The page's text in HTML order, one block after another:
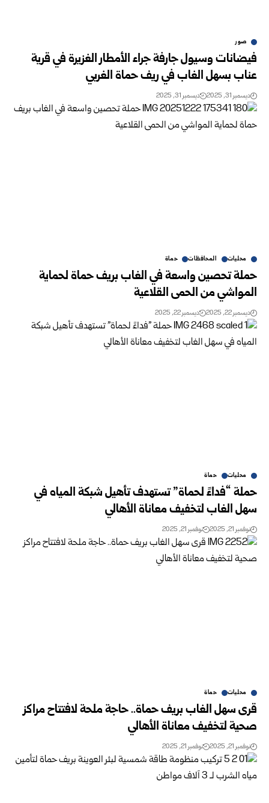
صور
فيضانات وسيول جارفة جراء الأمطار الغزيرة في قرية
عناب بسهل الغاب في ريف حماة الغربي
ديسمبر 31, 2025 ديسمبر 31, 2025
محليات المحافظات حماة
حملة تحصين واسعة في الغاب بريف حماة لحماية
المواشي من الحمى القلاعية
ديسمبر 22, 2025 ديسمبر 22, 2025
محليات حماة
حملة “فداءً لحماة” تستهدف تأهيل شبكة المياه في
سهل الغاب لتخفيف معاناة الأهالي
نوفمبر 21, 2025 نوفمبر 21, 2025
محليات حماة
قرى سهل الغاب بريف حماة.. حاجة ملحة لافتتاح مراكز
صحية لتخفيف معاناة الأهالي
نوفمبر 21, 2025 نوفمبر 21, 2025